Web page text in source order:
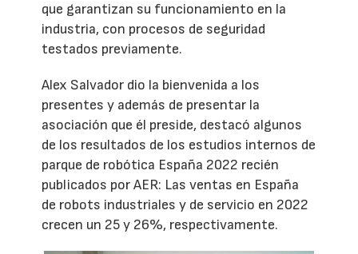
que garantizan su funcionamiento en la
industria, con procesos de seguridad
testados previamente.
Alex Salvador dio la bienvenida a los
presentes y además de presentar la
asociación que él preside, destacó algunos
de los resultados de los estudios internos de
parque de robótica España 2022 recién
publicados por AER: Las ventas en España
de robots industriales y de servicio en 2022
crecen un 25 y 26%, respectivamente.